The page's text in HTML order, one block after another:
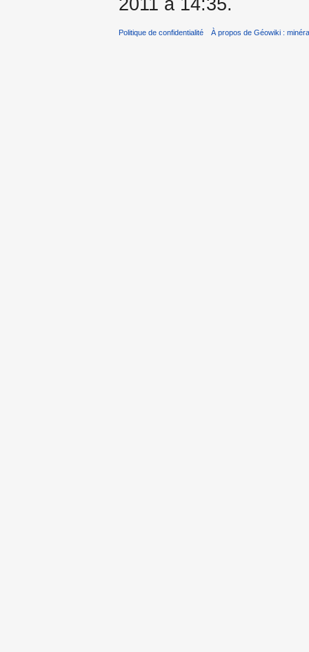
Politique de confidentialité À propos de Géowiki :